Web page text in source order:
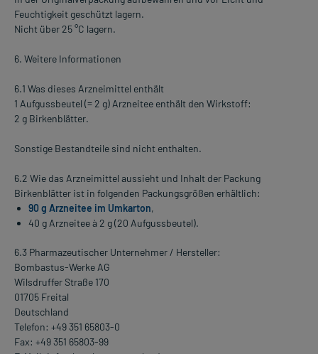
Feuchtigkeit geschützt lagern.
Nicht über 25 °C lagern.
6. Weitere Informationen
6.1 Was dieses Arzneimittel enthält
1 Aufgussbeutel (= 2 g) Arzneitee enthält den Wirkstoff:
2 g Birkenblätter.
Sonstige Bestandteile sind nicht enthalten.
6.2 Wie das Arzneimittel aussieht und Inhalt der Packung
Birkenblätter ist in folgenden Packungsgrößen erhältlich:
90 g Arzneitee im Umkarton,
40 g Arzneitee à 2 g (20 Aufgussbeutel).
6.3 Pharmazeutischer Unternehmer / Hersteller:
Bombastus-Werke AG
Wilsdruffer Straße 170
01705 Freital
Deutschland
Telefon: +49 351 65803-0
Fax: +49 351 65803-99